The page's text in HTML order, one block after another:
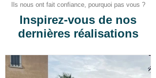
Ils nous ont fait confiance, pourquoi pas vous ?
Inspirez-vous de nos
dernières réalisations